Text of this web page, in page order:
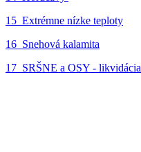
15_Extrémne nízke teploty
16_Snehová kalamita
17_SRŠNE a OSY - likvidácia